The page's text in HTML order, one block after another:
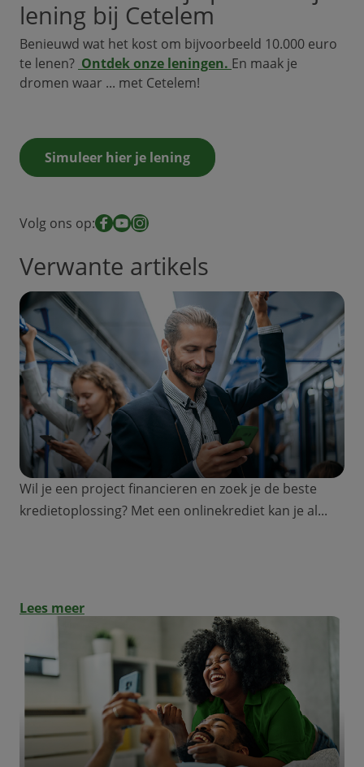
lening bij Cetelem
Benieuwd wat het kost om bijvoorbeeld 10.000 euro
te lenen? Ontdek onze leningen. En maak je
dromen waar ... met Cetelem!
Simuleer hier je lening
Volg ons op:Facebook
YouTube
Instagram
Verwante artikels
Wil je een project financieren en zoek je de beste
kredietoplossing? Met een onlinekrediet kan je al...
Lees meer